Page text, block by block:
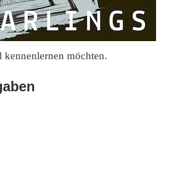
kennenlernen möchten.